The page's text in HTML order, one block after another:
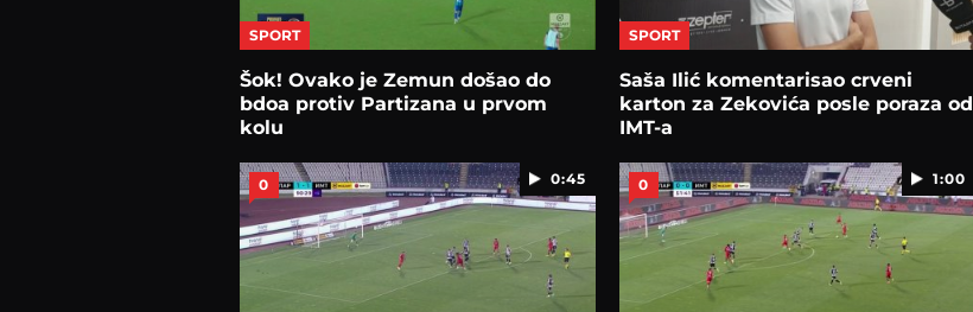
SPORT
Šok! Ovako je Zemun došao do
bdoa protiv Partizana u prvom
kolu
SPORT
Saša Ilić komentarisao crveni
karton za Zekovića posle poraza od
IMT-a
0:45
0 1:00
0